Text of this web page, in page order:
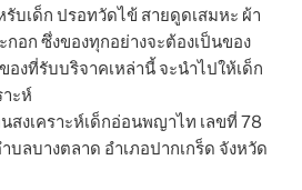
บเด็ก ปรอทวัดไข้ สายดูดเสมหะ ผ้า
อก ซึ่งของทุกอย่างจะต้องเป็นของ
องที่รับบริจาคเหล่านี้ จะนำไปให้เด็ก
ะห์
สงเคราะห์เด็กอ่อนพญาไท เลขที่ 78
บลบางตลาด อำเภอปากเกร็ด จังหวัด